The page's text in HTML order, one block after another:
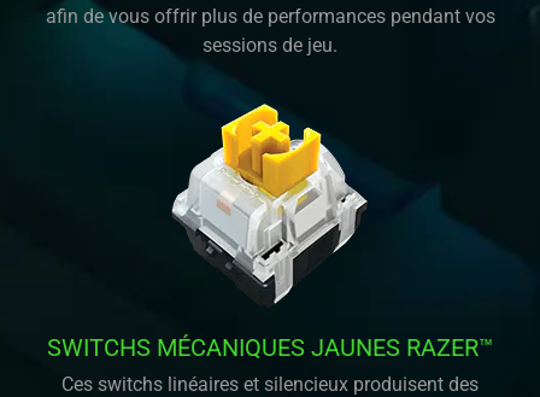
afin de vous offrir plus de performances pendant vos
sessions de jeu.
SWITCHS MÉCANIQUES JAUNES RAZER™
Ces switchs linéaires et silencieux produisent des